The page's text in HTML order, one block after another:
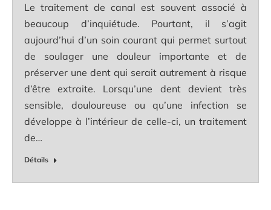
Le traitement de canal est souvent associé à
beaucoup d’inquiétude. Pourtant, il s’agit
aujourd’hui d’un soin courant qui permet surtout
de soulager une douleur importante et de
préserver une dent qui serait autrement à risque
d’être extraite. Lorsqu’une dent devient très
sensible, douloureuse ou qu’une infection se
développe à l’intérieur de celle-ci, un traitement
de…
Détails